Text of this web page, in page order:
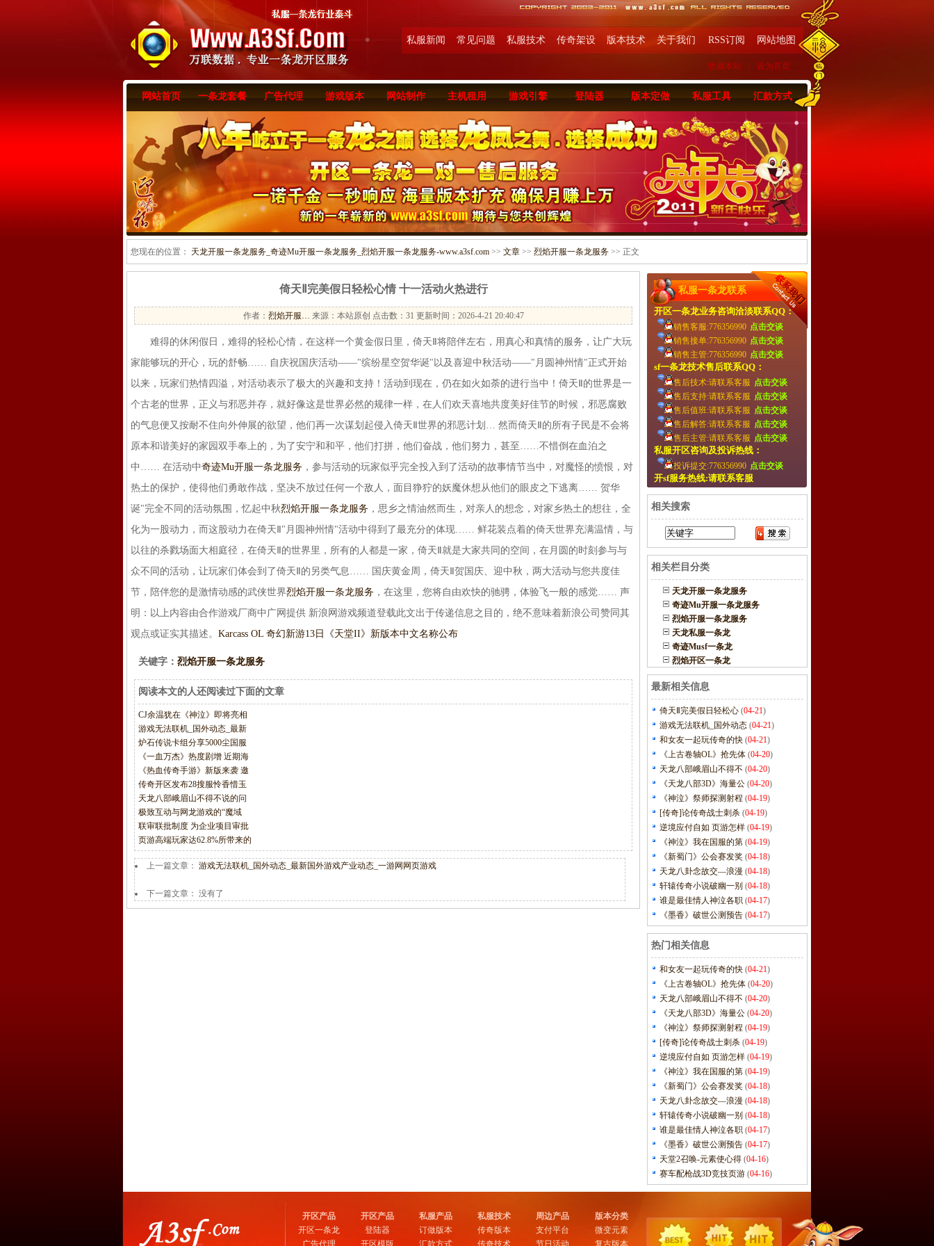
私服新闻 常见问题 私服技术 传奇架设 版本技术 关于我们 RSS订阅 网站地图
收藏本站 设为首页
网站首页 一条龙套餐 广告代理 游戏版本 网站制作 主机租用 游戏引擎 登陆器 版本定做 私服工具 汇款方式
您现在的位置： 天龙开服一条龙服务_奇迹Mu开服一条龙服务_烈焰开服一条龙服务-www.a3sf.com >> 文章 >> 烈焰开服一条龙服务 >> 正文
倚天Ⅱ完美假日轻松心情 十一活动火热进行
作者： 烈焰开服… 来源：本站原创 点击数： 31 更新时间：2026-4-21 20:40:47
难得的休闲假日，难得的轻松心情，在这样一个黄金假日里，倚天Ⅱ将陪伴左右，用真心和真情的服务，让广大玩
家能够玩的开心，玩的舒畅…… 自庆祝国庆活动――"缤纷星空贺华诞"以及喜迎中秋活动――"月圆神州情"正式开始
以来，玩家们热情四溢，对活动表示了极大的兴趣和支持！活动到现在，仍在如火如荼的进行当中！倚天Ⅱ的世界是一
个古老的世界，正义与邪恶并存，就好像这是世界必然的规律一样，在人们欢天喜地共度美好佳节的时候，邪恶腐败
的气息便又按耐不住向外伸展的欲望，他们再一次谋划起侵入倚天Ⅱ世界的邪恶计划… 然而倚天Ⅱ的所有子民是不会将
原本和谐美好的家园双手奉上的，为了安宁和和平，他们打拼，他们奋战，他们努力，甚至……不惜倒在血泊之
中…… 在活动中奇迹Mu开服一条龙服务 ，参与活动的玩家似乎完全投入到了活动的故事情节当中，对魔怪的愤恨，对
热土的保护，使得他们勇敢作战，坚决不放过任何一个敌人，面目狰狞的妖魔休想从他们的眼皮之下逃离…… 贺华
诞"完全不同的活动氛围，忆起中秋烈焰开服一条龙服务 ，思乡之情油然而生，对亲人的想念，对家乡热土的想往，全
化为一股动力，而这股动力在倚天Ⅱ"月圆神州情"活动中得到了最充分的体现…… 鲜花装点着的倚天世界充满温情，与
以往的杀戮场面大相庭径，在倚天Ⅱ的世界里，所有的人都是一家，倚天Ⅱ就是大家共同的空间，在月圆的时刻参与与
众不同的活动，让玩家们体会到了倚天Ⅱ的另类气息…… 国庆黄金周，倚天Ⅱ贺国庆、迎中秋，两大活动与您共度佳
节，陪伴您的是激情动感的武侠世界烈焰开服一条龙服务 ，在这里，您将自由欢快的驰骋，体验飞一般的感觉…… 声
明：以上内容由合作游戏厂商中广网提供 新浪网游戏频道登载此文出于传递信息之目的，绝不意味着新浪公司赞同其
观点或证实其描述。 Karcass OL 奇幻新游13日 《天堂II》新版本中文名称公布
关键字： 烈焰开服一条龙服务
阅读本文的人还阅读过下面的文章
CJ余温犹在《神泣》即将亮相
游戏无法联机_国外动态_最新
炉石传说卡组分享5000尘国服
《一血万杰》热度剧增 近期海
《热血传奇手游》新版来袭 邀
传奇开区发布28搜服怜香惜玉
天龙八部峨眉山不得不说的问
极致互动与网龙游戏的“魔域
联审联批制度 为企业项目审批
页游高端玩家达62.8%所带来的
上一篇文章： 游戏无法联机_国外动态_最新国外游戏产业动态_一游网网页游戏
下一篇文章： 没有了
私服一条龙联系
开区一条龙业务咨询洽淡联系QQ：
销售客服:776356990 点击交谈
销售接单:776356990 点击交谈
销售主管:776356990 点击交谈
sf一条龙技术售后联系QQ：
售后技术:请联系客服 点击交谈
售后支持:请联系客服 点击交谈
售后值班:请联系客服 点击交谈
售后解答:请联系客服 点击交谈
售后主管:请联系客服 点击交谈
私服开区咨询及投诉热线：
投诉提交:776356990 点击交谈
开sf服务热线:请联系客服
相关搜索
相关栏目分类
天龙开服一条龙服务
奇迹Mu开服一条龙服务
烈焰开服一条龙服务
天龙私服一条龙
奇迹Musf一条龙
烈焰开区一条龙
最新相关信息
倚天Ⅱ完美假日轻松心 (04-21)
游戏无法联机_国外动态 (04-21)
和女友一起玩传奇的快 (04-21)
《上古卷轴OL》抢先体 (04-20)
天龙八部峨眉山不得不 (04-20)
《天龙八部3D》海量公 (04-20)
《神泣》祭师探测射程 (04-19)
[传奇]论传奇战士刺杀 (04-19)
逆境应付自如 页游怎样 (04-19)
《神泣》我在国服的第 (04-19)
《新蜀门》公会赛发奖 (04-18)
天龙八卦念故交—浪漫 (04-18)
轩辕传奇小说破幽一别 (04-18)
谁是最佳情人神泣各职 (04-17)
《墨香》破世公测预告 (04-17)
热门相关信息
和女友一起玩传奇的快 (04-21)
《上古卷轴OL》抢先体 (04-20)
天龙八部峨眉山不得不 (04-20)
《天龙八部3D》海量公 (04-20)
《神泣》祭师探测射程 (04-19)
[传奇]论传奇战士刺杀 (04-19)
逆境应付自如 页游怎样 (04-19)
《神泣》我在国服的第 (04-19)
《新蜀门》公会赛发奖 (04-18)
天龙八卦念故交—浪漫 (04-18)
轩辕传奇小说破幽一别 (04-18)
谁是最佳情人神泣各职 (04-17)
《墨香》破世公测预告 (04-17)
天堂2召唤-元素使心得 (04-16)
赛车配枪战3D竞技页游 (04-16)
开区产品
开区一条龙
广告代理
开区产品
登陆器
开区模版
私服产品
订做版本
汇款方式
私服技术
传奇版本
传奇技术
周边产品
支付平台
节日活动
版本分类
微变元素
复古版本